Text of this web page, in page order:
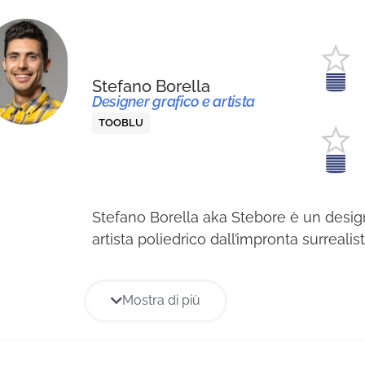
Stefano Borella
Designer grafico e artista
TOOBLU
Stefano Borella aka Stebore è un
artista poliedrico dall’impronta
personali e con questa attività ha la
Mostra di più